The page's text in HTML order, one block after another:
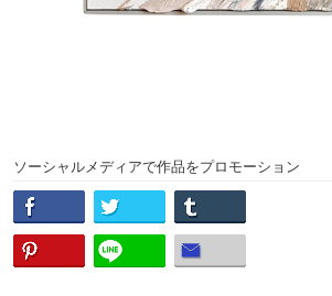
ソーシャルメディアで作品をプロモーション